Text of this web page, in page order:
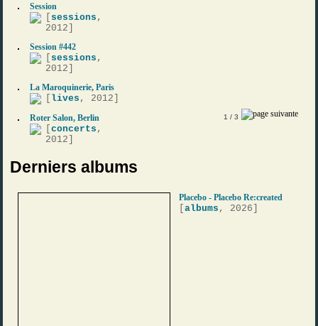
Session
sessions ,
2012]
Session #442
sessions ,
2012]
La Maroquinerie, Paris
lives , 2012]
Roter Salon, Berlin
[concerts ,
2012]
1 / 3
Derniers albums
Placebo - Placebo Re:created
[albums , 2026]